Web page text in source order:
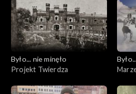
Było... nie minęło
Projekt Twierdza